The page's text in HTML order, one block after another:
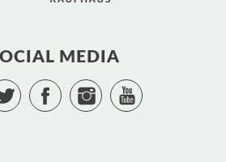
MEDIA
Twitter FacebookInstagramYouTube